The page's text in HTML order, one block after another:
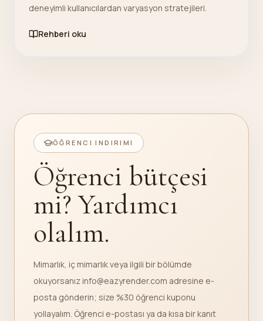
deneyimli kullanıcılardan varyasyon stratejileri.
Rehberi oku
ÖĞRENCI INDIRIMI
Öğrenci bütçesi
mi? Yardımcı
olalım.
Mimarlık, iç mimarlık veya ilgili bir bölümde
okuyorsanız info@eazyrender.com adresine e-
posta gönderin; size %30 öğrenci kuponu
yollayalım. Öğrenci e-postası ya da kısa bir kanıt